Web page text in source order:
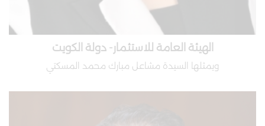
الهيئة العامة للاستثمار- دولة الكويت
ويمثلها السيدة مشاعل مبارك محمد المسكتي